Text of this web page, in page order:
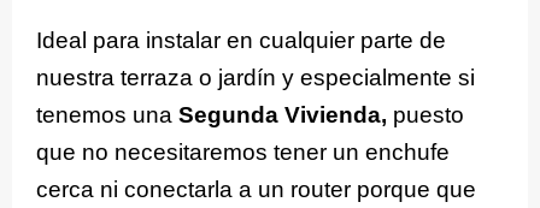
Ideal para instalar en cualquier parte de
nuestra terraza o jardín y especialmente si
tenemos una Segunda Vivienda, puesto
que no necesitaremos tener un enchufe
cerca ni conectarla a un router porque que